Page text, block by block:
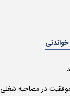
در مصاحبه شغلی